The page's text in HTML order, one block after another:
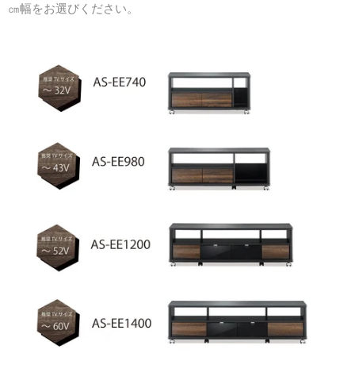
㎝幅をお選びください。